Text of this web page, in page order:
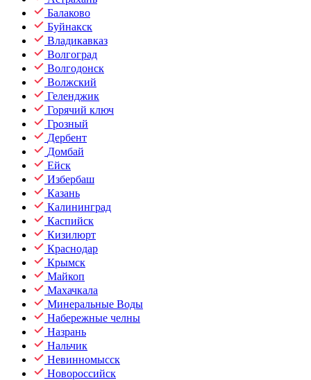
Балаково
Буйнакск
Владикавказ
Волгоград
Волгодонск
Волжский
Геленджик
Горячий ключ
Грозный
Дербент
Домбай
Ейск
Избербаш
Казань
Калининград
Каспийск
Кизилюрт
Краснодар
Крымск
Майкоп
Махачкала
Минеральные Воды
Набережные челны
Назрань
Нальчик
Невинномысск
Новороссийск